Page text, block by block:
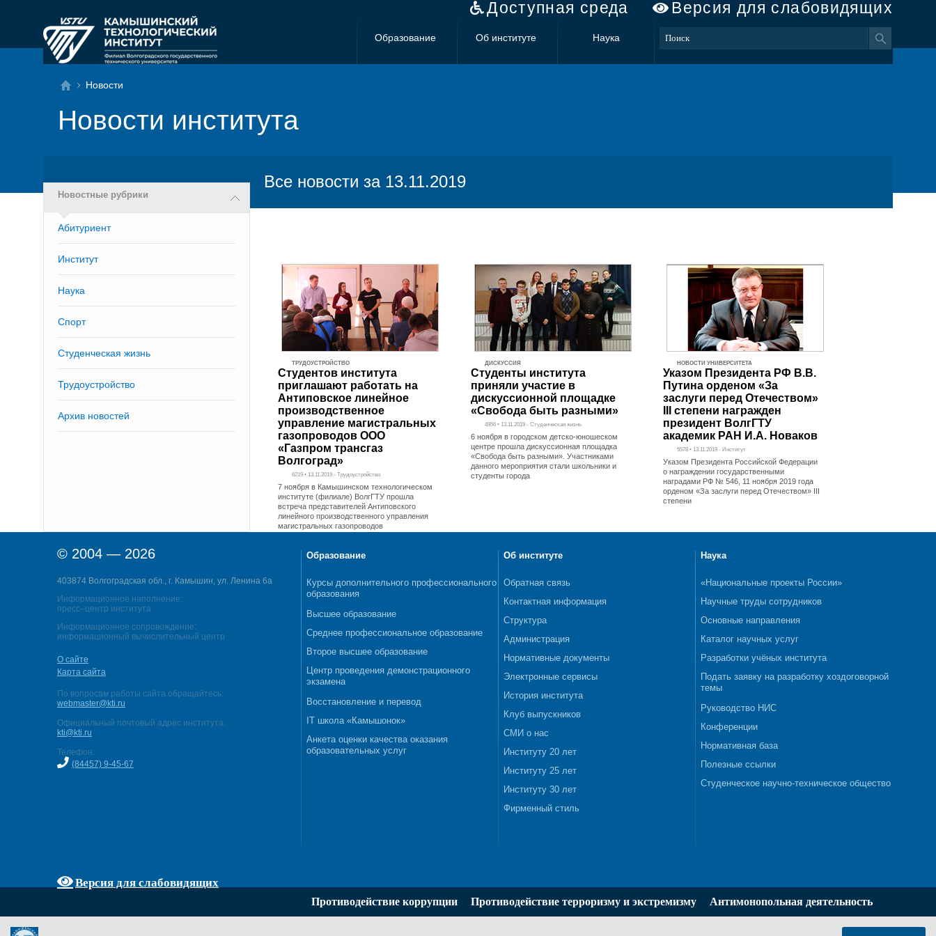
Доступная среда Версия для слабовидящих
Образование Об институте Наука
Новости
Новости института
Новостные рубрики
Абитуриент
Институт
Наука
Спорт
Студенческая жизнь
Трудоустройство
Архив новостей
Все новости за 13.11.2019
ТРУДОУСТРОЙСТВО
Студентов института
приглашают работать на
Антиповское линейное
производственное
управление магистральных
газопроводов ООО
«Газпром трансгаз
Волгоград»
6219 • 13.11.2019 - Трудоустройство
7 ноября в Камышинском технологическом
институте (филиале) ВолгГТУ прошла
встреча представителей Антиповского
линейного производственного управления
магистральных газопроводов
ДИСКУССИЯ
Студенты института
приняли участие в
дискуссионной площадке
«Свобода быть разными»
4956 • 13.11.2019 - Студенческая жизнь
6 ноября в городском детско-юношеском
центре прошла дискуссионная площадка
«Свобода быть разными». Участниками
данного мероприятия стали школьники и
студенты города
НОВОСТИ УНИВЕРСИТЕТА
Указом Президента РФ В.В.
Путина орденом «За
заслуги перед Отечеством»
III степени награжден
президент ВолгГТУ
академик РАН И.А. Новаков
5578 • 13.11.2019 - Институт
Указом Президента Российской Федерации
о награждении государственными
наградами РФ № 546, 11 ноября 2019 года
орденом «За заслуги перед Отечеством» III
степени
© 2004 — 2026
403874 Волгоградская обл., г. Камышин, ул. Ленина 6а
Информационное наполнение:
пресс–центр института
Информационное сопровождение:
информационный вычислительный центр
О сайте
Карта сайта
По вопросам работы сайта обращайтесь:
webmaster@kti.ru
Официальный почтовый адрес института:
kti@kti.ru
Телефон:
(84457) 9-45-67
Версия для слабовидящих
Образование
Курсы дополнительного профессионального
образования
Высшее образование
Среднее профессиональное образование
Второе высшее образование
Центр проведения демонстрационного
экзамена
Восстановление и перевод
IT школа «Камышонок»
Анкета оценки качества оказания
образовательных услуг
Об институте
Обратная связь
Контактная информация
Структура
Администрация
Нормативные документы
Электронные сервисы
История института
Клуб выпускников
СМИ о нас
Институту 20 лет
Институту 25 лет
Институту 30 лет
Фирменный стиль
Наука
«Национальные проекты России»
Научные труды сотрудников
Основные направления
Каталог научных услуг
Разработки учёных института
Подать заявку на разработку хоздоговорной
темы
Руководство НИС
Конференции
Нормативная база
Полезные ссылки
Студенческое научно-техническое общество
Противодействие коррупции Противодействие терроризму и экстремизму Антимонопольная деятельность